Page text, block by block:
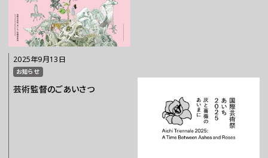
2025年9月13日
お知らせ
芸術監督のごあいさつ